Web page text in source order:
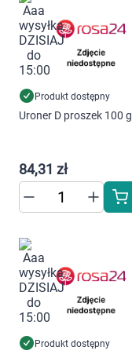
Produkt dostępny
Uroner D proszek 100 g
84,31 zł
Produkt dostępny